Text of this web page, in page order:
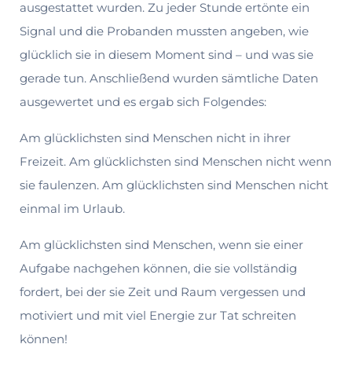
ausgestattet wurden. Zu jeder Stunde ertönte ein
Signal und die Probanden mussten angeben, wie
glücklich sie in diesem Moment sind – und was sie
gerade tun. Anschließend wurden sämtliche Daten
ausgewertet und es ergab sich Folgendes:
Am glücklichsten sind Menschen nicht in ihrer
Freizeit. Am glücklichsten sind Men­schen nicht wenn
sie faulenzen. Am glücklichsten sind Menschen nicht
einmal im Urlaub.
Am glücklichsten sind Menschen, wenn sie einer
Aufgabe nachgehen können, die sie vollständig
fordert, bei der sie Zeit und Raum vergessen und
motiviert und mit viel Energie zur Tat schreiten
können!